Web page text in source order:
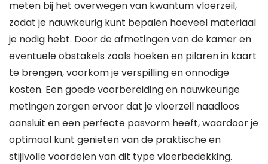
meten bij het overwegen van kwantum vloerzeil,
zodat je nauwkeurig kunt bepalen hoeveel materiaal
je nodig hebt. Door de afmetingen van de kamer en
eventuele obstakels zoals hoeken en pilaren in kaart
te brengen, voorkom je verspilling en onnodige
kosten. Een goede voorbereiding en nauwkeurige
metingen zorgen ervoor dat je vloerzeil naadloos
aansluit en een perfecte pasvorm heeft, waardoor je
optimaal kunt genieten van de praktische en
stijlvolle voordelen van dit type vloerbedekking.